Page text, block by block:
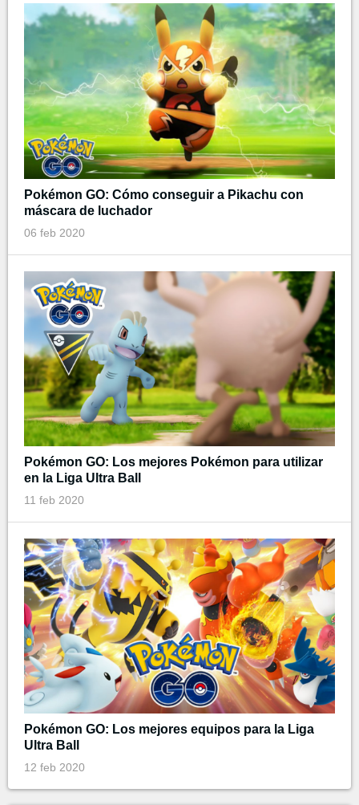
Pokémon GO: Cómo conseguir a Pikachu con
máscara de luchador
06 feb 2020
Pokémon GO: Los mejores Pokémon para utilizar
en la Liga Ultra Ball
11 feb 2020
Pokémon GO: Los mejores equipos para la Liga
Ultra Ball
12 feb 2020